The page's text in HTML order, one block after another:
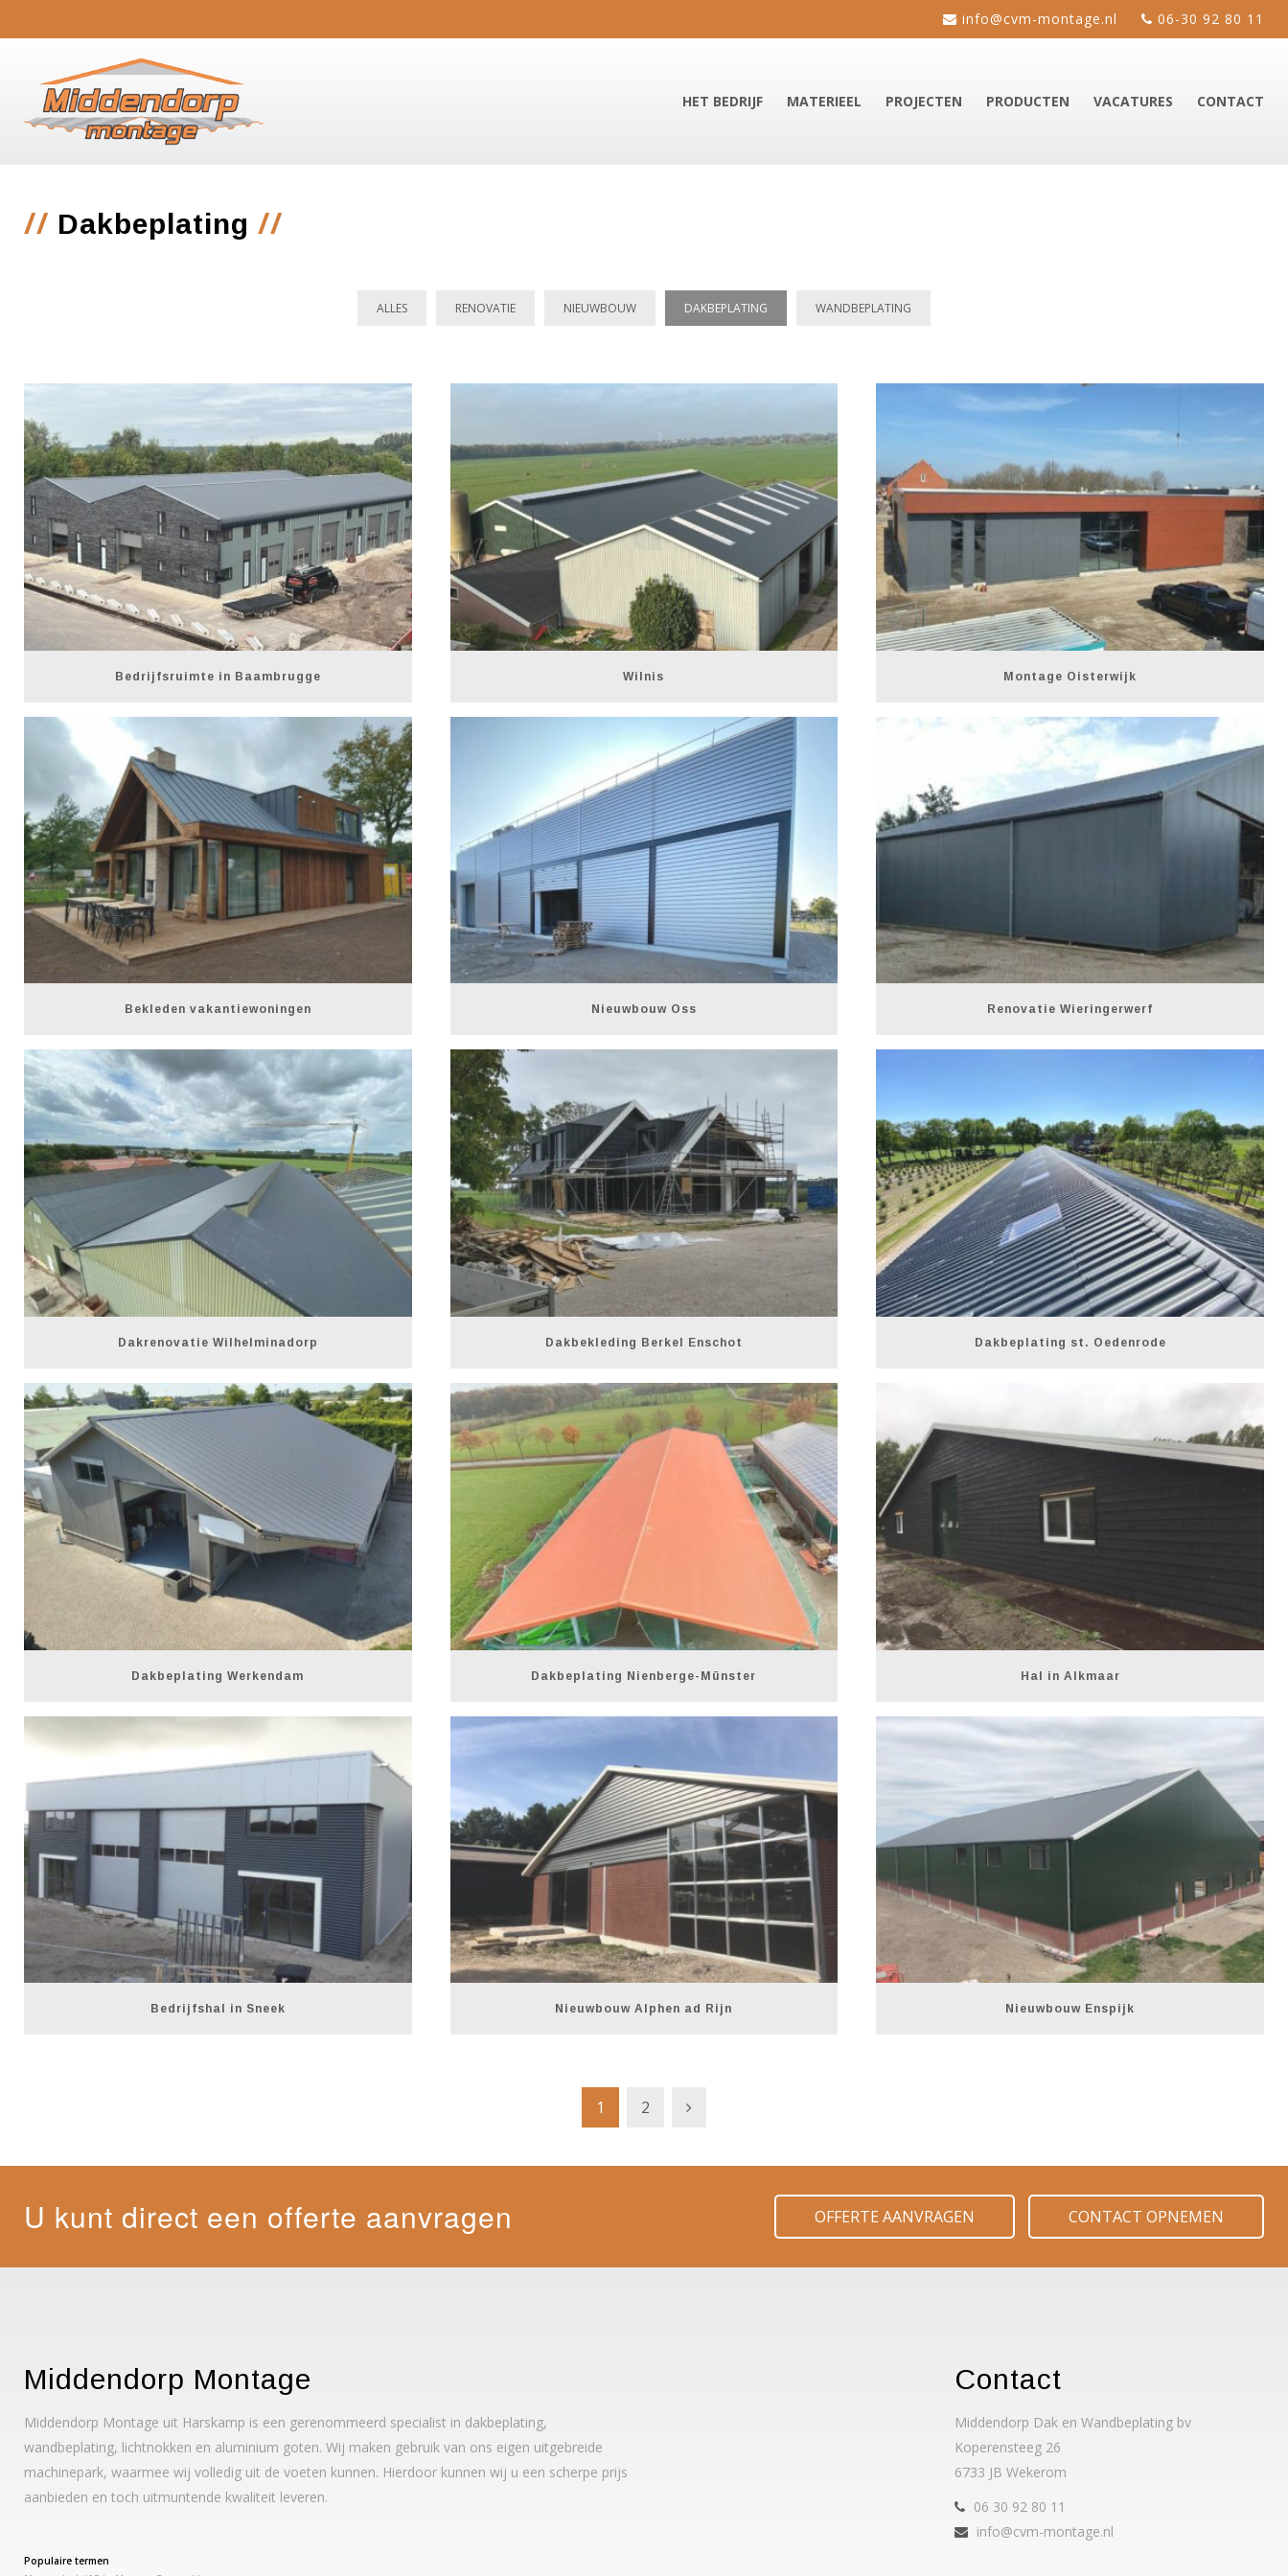
info@cvm-montage.nl 06-30 92 80 11
HET BEDRIJF MATERIEEL PROJECTEN PRODUCTEN VACATURES CONTACT
// Dakbeplating //
ALLES RENOVATIE NIEUWBOUW DAKBEPLATING WANDBEPLATING
Bedrijfsruimte in Baambrugge Wilnis Montage Oisterwijk
Bekleden vakantiewoningen Nieuwbouw Oss Renovatie Wieringerwerf
Dakrenovatie Wilhelminadorp Dakbekleding Berkel Enschot Dakbeplating st. Oedenrode
Dakbeplating Werkendam Dakbeplating Nienberge-Münster Hal in Alkmaar
Bedrijfshal in Sneek Nieuwbouw Alphen ad Rijn Nieuwbouw Enspijk
1 2
U kunt direct een offerte aanvragen OFFERTE AANVRAGEN CONTACT OPNEMEN
Middendorp Montage
Middendorp Montage uit Harskamp is een gerenommeerd specialist in dakbeplating,
wandbeplating, lichtnokken en aluminium goten. Wij maken gebruik van ons eigen uitgebreide
machinepark, waarmee wij volledig uit de voeten kunnen. Hierdoor kunnen wij u een scherpe prijs
aanbieden en toch uitmuntende kwaliteit leveren.
Contact
Middendorp Dak en Wandbeplating bv
Koperensteeg 26
6733 JB Wekerom
06 30 92 80 11
info@cvm-montage.nl
Populaire termen